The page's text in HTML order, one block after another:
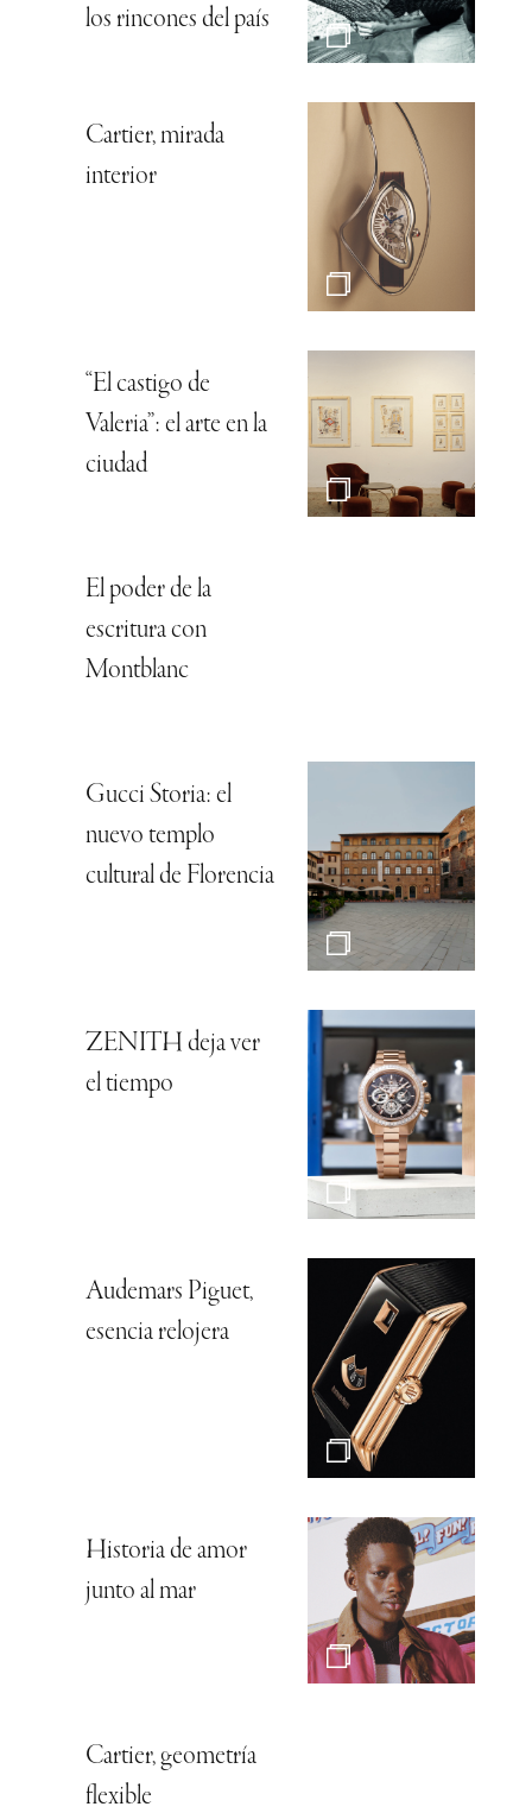
los rincones del país
Cartier, mirada
interior
“El castigo de
Valeria”: el arte en la
ciudad
El poder de la
escritura con
Montblanc
Gucci Storia: el
nuevo templo
cultural de Florencia
ZENITH deja ver
el tiempo
Audemars Piguet,
esencia relojera
Historia de amor
junto al mar
Cartier, geometría
flexible